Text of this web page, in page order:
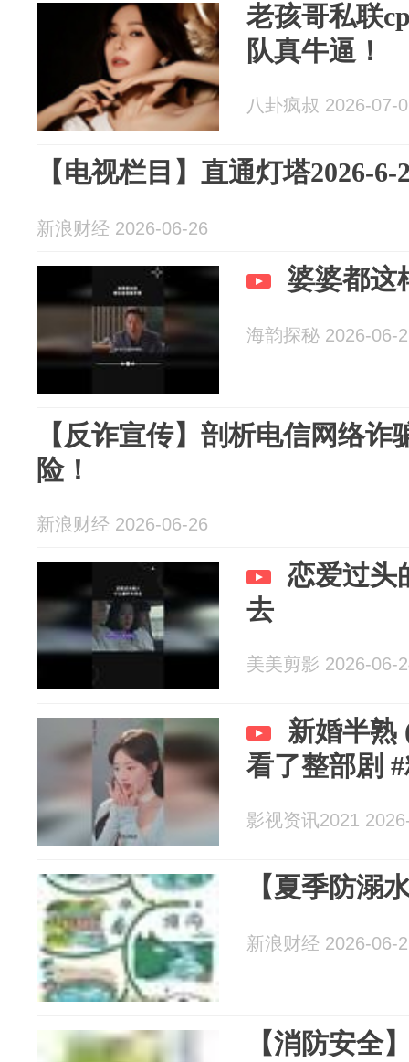
老孩哥私联
队真牛逼！
八卦疯叔 2026-07-
【电视栏目】直通灯塔2026-6-
新浪财经 2026-06-26
婆婆都这
海韵探秘 2026-06-
【反诈宣传】剖析电信网络诈
险！
新浪财经 2026-06-26
恋爱过头
去
美美剪影 2026-06-
新婚半熟
看了整部剧
影视资讯2021
【夏季防溺
新浪财经 2026-06-
【消防安全